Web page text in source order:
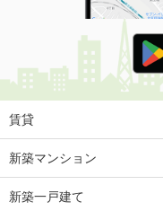
賃貸
新築マンション
新築一戸建て